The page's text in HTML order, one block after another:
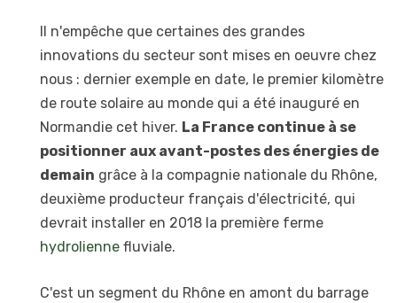
Il n'empêche que certaines des grandes
innovations du secteur sont mises en oeuvre chez
nous : dernier exemple en date, le premier kilomètre
de route solaire au monde qui a été inauguré en
Normandie cet hiver. La France continue à se
positionner aux avant-postes des énergies de
demain grâce à la compagnie nationale du Rhône,
deuxième producteur français d'électricité, qui
devrait installer en 2018 la première ferme
hydrolienne fluviale.
C'est un segment du Rhône en amont du barrage